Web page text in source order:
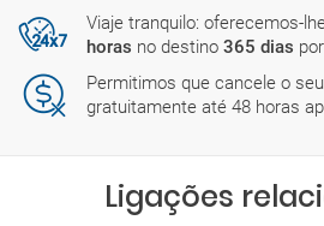
Viaje tranquilo: oferecemos-
horas no destino 365 dias
Permitimos que cancele o
gratuitamente até 48 horas
Ligações